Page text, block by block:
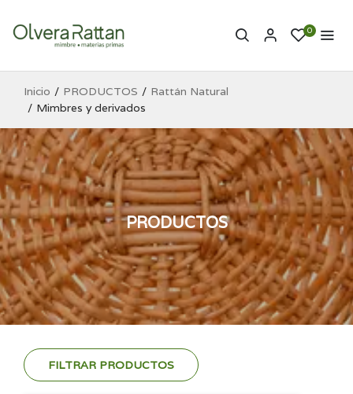
0
Inicio PRODUCTOS
Rattán Natural
Mimbres y derivados
PRODUCTOS
FILTRAR PRODUCTOS